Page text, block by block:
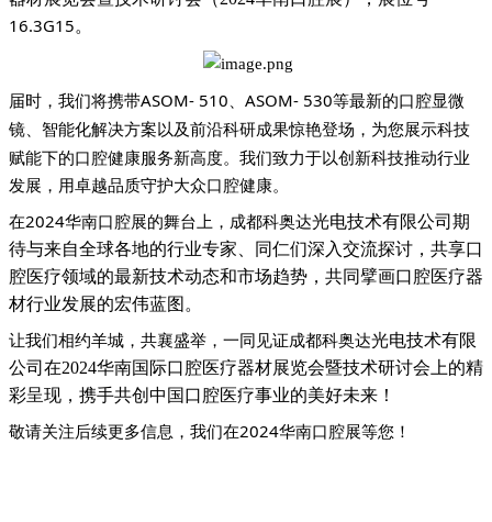
16.3G15。
届时，我们将携带ASOM- 510、 ASOM- 530等最新的口腔显微
镜、智能化解决方案以及前沿科研成果惊艳登场，为您展示科技
赋能下的口腔健康服务新高度。我们致力于以创新科技推动行业
发展，用卓越品质守护大众口腔健康。
在2024华南口腔展的舞台上，成都科奥达光电技术有限公司 期
待与来自全球各地的行业专家、同仁们深入交流探讨，共享口
腔医疗领域的最新技术动态和市场趋势，共同擘画口腔医疗器
材行业发展的宏伟蓝图。
让我们相约羊城，共襄盛举，一同见证成都科奥达光电技术有限
公司 在2024华南国际口腔医疗器材展览会暨技术研讨会上的精
彩呈现，携手共创中国口腔医疗事业的美好未来！
敬请关注后续更多信息，我们在2024华南口腔展等您！